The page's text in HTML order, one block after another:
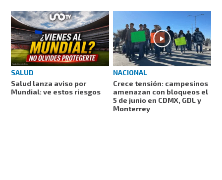
SALUD
Salud lanza aviso por
Mundial: ve estos riesgos
NACIONAL
Crece tensión: campesinos
amenazan con bloqueos el
5 de junio en CDMX, GDL y
Monterrey